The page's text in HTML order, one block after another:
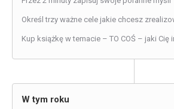
Określ trzy ważne cele jakie chcesz
Kup książkę w temacie – TO COŚ – jaki Cię
W tym roku